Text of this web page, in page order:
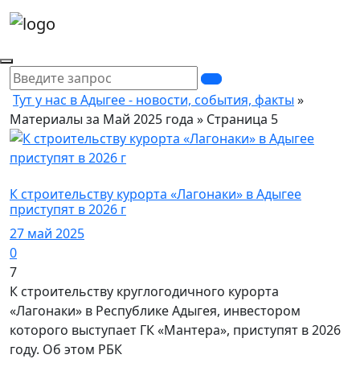
Тут у нас в Адыгее - новости, события, факты »
Материалы за Май 2025 года » Страница 5
К строительству курорта «Лагонаки» в Адыгее
приступят в 2026 г
27 май 2025
0
7
К строительству круглогодичного курорта
«Лагонаки» в Республике Адыгея, инвестором
которого выступает ГК «Мантера», приступят в 2026
году. Об этом РБК